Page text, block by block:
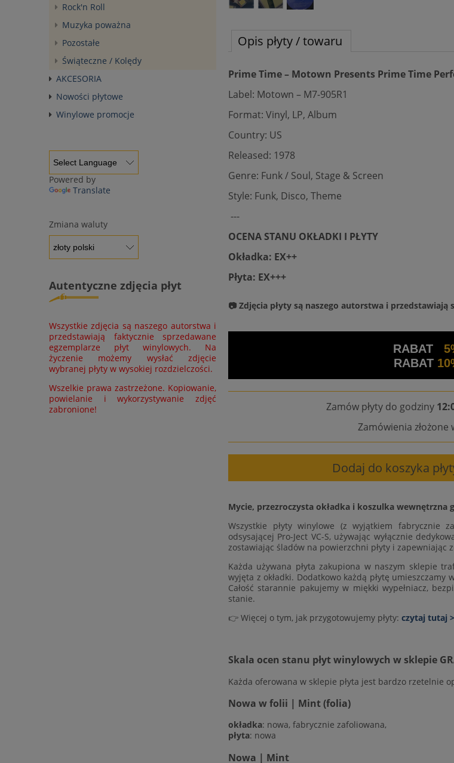
Rock'n Roll
Muzyka poważna
Pozostałe
Świąteczne / Kolędy
AKCESORIA
Nowości płytowe
Winylowe promocje
Powered by
Translate
Zmiana waluty
Autentyczne zdjęcia płyt
Wszystkie zdjęcia są naszego autorstwa i
przedstawiają faktycznie sprzedawane
egzemplarze płyt winylowych. Na
życzenie możemy wysłać zdjęcie
wybranej płyty w wysokiej rozdzielczości.
Wszelkie prawa zastrzeżone. Kopiowanie,
powielanie i wykorzystywanie zdjęć
zabronione!
Opis płyty / towaru
Prime Time – Motown Presents Prime Time
Label: Motown – M7-905R1
Format: Vinyl, LP, Album
Country: US
Released: 1978
Genre: Funk / Soul, Stage & Screen
Style: Funk, Disco, Theme
---
OCENA STANU OKŁADKI I PŁYTY
Okładka: EX++
Płyta: EX+++
📷 Zdjęcia płyty są naszego autorstwa i przedstawiają
RABAT
RABAT
Zamów płyty do godziny
Zamówienia złożone
Dodaj do koszyka
Mycie, przezroczysta okładka i koszulka wewnętrzna
Wszystkie płyty winylowe (z wyjątkiem fabrycznie
odsysającej Pro-Ject VC-S, używając wyłącznie
zostawiając śladów na powierzchni płyty i zapewniając
Każda używana płyta zakupiona w naszym sklepie
wyjęta z okładki. Dodatkowo każdą płytę
Całość starannie pakujemy w miękki wypełniacz,
stanie.
👉 Więcej o tym, jak przygotowujemy płyty: czytaj tutaj
Skala ocen stanu płyt winylowych w sklepie
Każda oferowana w sklepie płyta jest bardzo rzetelnie
Nowa w folii | Mint (folia)
okładka: nowa, fabrycznie zafoliowana,
płyta: nowa
Nowa | Mint